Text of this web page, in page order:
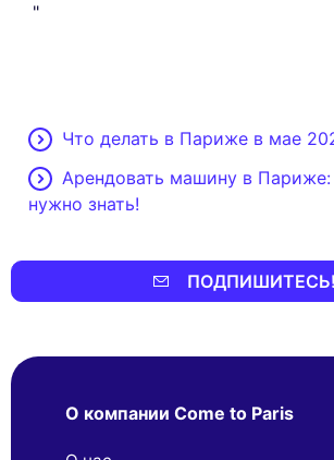
"
Что делать в Париже в мае
Арендовать машину в Париже:
нужно знать!
ПОДПИШИТЕСЬ!
О компании Come to Paris